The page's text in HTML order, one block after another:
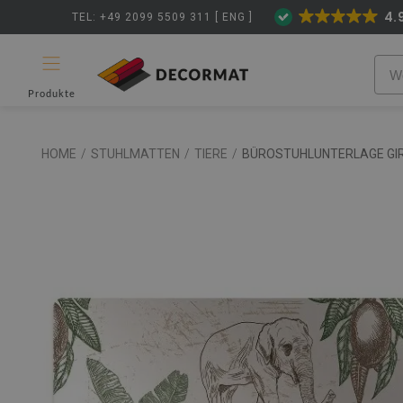
TEL: +49 2099 5509 311 [ ENG ]
Produkte
HOME / STUHLMATTEN / TIERE / BÜROSTUHLUNTERLAGE